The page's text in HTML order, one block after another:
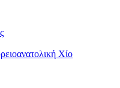
Χίο